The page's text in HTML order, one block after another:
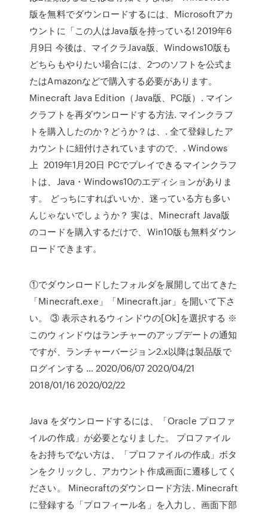
版を無料でダウンロードするには、Microsoftアカ
ウントに「この人はJava版を持っている! 2019年6
月9日 今後は、マイクラJava版、Windows10版も
どちらもやりたい場合には、2つのソフトを公式ま
たはAmazonなどで購入する必要があります。
Minecraft Java Edition（Java版、PC版）. マイン
クラフトを再ダウンロードする方法. マインクラフ
トを購入したのか？どうか？は、. 全て登録したア
カウントに紐付けされていますので、. Windows
上 2019年1月20日 PCでプレイできるマインクラフ
トは、Java・Windows10のエディションがありま
す。 どっちにすればいいか、迷っている方も多い
んじゃないでしょうか？ 実は、Minecraft Java版
のコードを購入するだけで、Win10版も無料ダウン
ロードできます。
①でダウンロードしたフォルダを展開して出てきた
「Minecraft.exe」「Minecraft.jar」を開いて下さ
い。 ③ 表示されるウィンドウの[Ok]を選択する ※
このウィンドウはランチャーのアップデートの通知
ですが、ランチャーバージョン2.x以降は製品版で
ログインする … 2020/06/07 2020/04/21
2018/01/16 2020/02/22
Java をダウンロードするには、「Oracle プロファ
イルの作成」が必要となりました。 プロファイル
をお持ちでない方は、「プロファイルの作成」ボタ
ンをクリックし、アカウント作成画面に遷移してく
ださい。 Minecraftのダウンロード方法. Minecraft
に登録する「プロフィール名」を入力し、画面下部